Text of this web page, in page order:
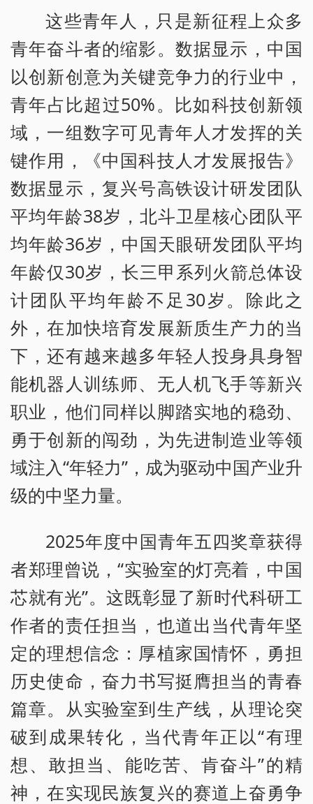
这些青年人，只是新征程上众多
青年奋斗者的缩影。数据显示，中国
以创新创意为关键竞争力的行业中，
青年占比超过50%。比如科技创新领
域，一组数字可见青年人才发挥的关
键作用，《中国科技人才发展报告》
数据显示，复兴号高铁设计研发团队
平均年龄38岁，北斗卫星核心团队平
均年龄36岁，中国天眼研发团队平均
年龄仅30岁，长三甲系列火箭总体设
计团队平均年龄不足30岁。除此之
外，在加快培育发展新质生产力的当
下，还有越来越多年轻人投身具身智
能机器人训练师、无人机飞手等新兴
职业，他们同样以脚踏实地的稳劲、
勇于创新的闯劲，为先进制造业等领
域注入“年轻力”，成为驱动中国产业升
级的中坚力量。
2025年度中国青年五四奖章获得
者郑理曾说，“实验室的灯亮着，中国
芯就有光”。这既彰显了新时代科研工
作者的责任担当，也道出当代青年坚
定的理想信念：厚植家国情怀，勇担
历史使命，奋力书写挺膺担当的青春
篇章。从实验室到生产线，从理论突
破到成果转化，当代青年正以“有理
想、敢担当、能吃苦、肯奋斗”的精
神，在实现民族复兴的赛道上奋勇争